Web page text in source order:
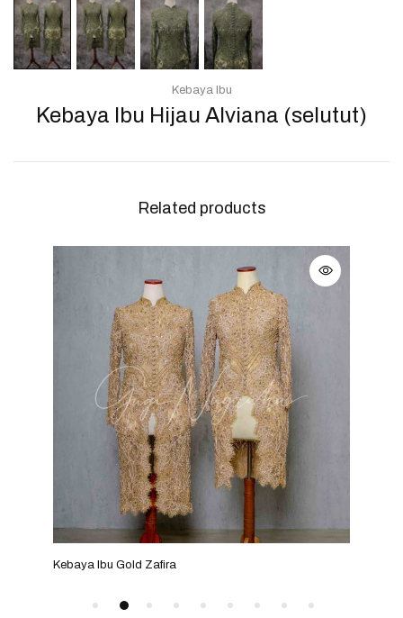
Kebaya Ibu Hijau Alviana (selutut)
Kebaya Ibu
Related products
Kebaya Ibu Gold Zafira